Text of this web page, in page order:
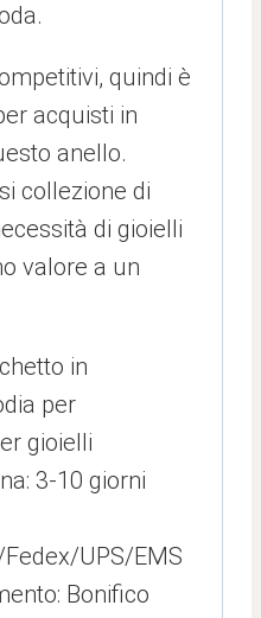
quindi è
acquisti in
anello.
collezione di
di gioielli
valore a un
in
per
gioielli
3-10 giorni
UPS/EMS
Bonifico